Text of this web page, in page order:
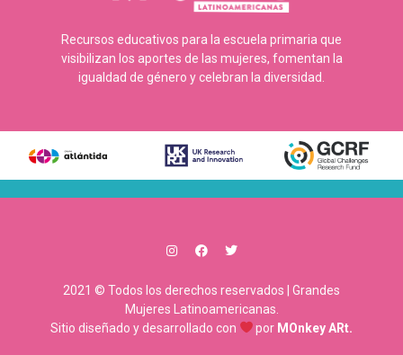
Recursos educativos para la escuela primaria que
visibilizan los aportes de las mujeres, fomentan la
igualdad de género y celebran la diversidad.
2021 © Todos los derechos reservados | Grandes
Mujeres Latinoamericanas.
Sitio diseñado y desarrollado con
por MOnkey ARt.